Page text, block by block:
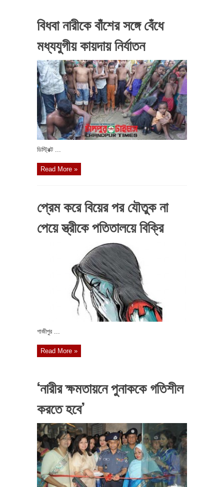
বিধবা নারীকে বাঁশের সঙ্গে বেঁধে
মধ্যযুগীয় কায়দায় নির্যাতন
ডিস্ট্রিক্ট ...
Read More »
প্রেম করে বিয়ের পর যৌতুক না
পেয়ে স্ত্রীকে পতিতালয়ে বিক্রি
গাজীপুর ...
Read More »
‘নারীর ক্ষমতায়নে পুনাককে গতিশীল
করতে হবে’